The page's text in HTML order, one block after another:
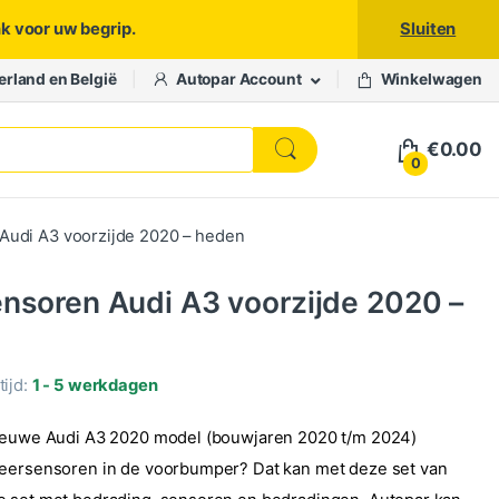
voor uw begrip. Sluiten
en België Autopar Account Winkelwagen
0
€0.00
A3 voorzijde 2020 – heden
Audi A3 voorzijde 2020 –
1 - 5 werkdagen
Audi A3 2020 model (bouwjaren 2020 t/m 2024)
in de voorbumper? Dat kan met deze set van